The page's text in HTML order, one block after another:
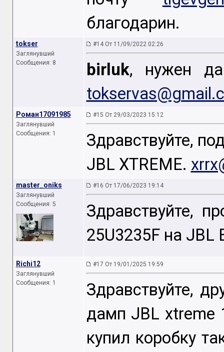
благодарин.
tokser
Заглянувший
Сообщения: 8
#14 От 11/09/2022 02:26
birluk, нужен
Роман17091985
Заглянувший
Сообщения: 1
#15 От 29/03/2023 15:12
Здравствуйте,
JBL XTREME.
master_oniks
Заглянувший
Сообщения: 5
#16 От 17/06/2023 19:14
Здравствуйте,
25U3235F на JBL
Richi12
Заглянувший
Сообщения: 1
#17 От 19/01/2025 19:59
Здравствуйте,
дамп JBL xtreme
купил коробку